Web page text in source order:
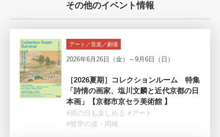
その他のイベント情報
アート／音楽／劇場
2026年6月26日（金）～9月6日（日）
［2026夏期］コレクションルーム 特集
「詩情の画家、塩川文麟と近代京都の日
本画」【京都市京セラ美術館 】
#雨の日も楽しめる #アート
#哲学の道・岡崎